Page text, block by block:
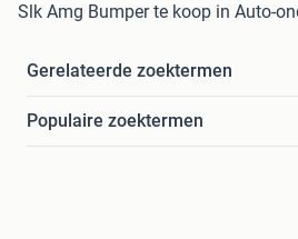
Slk Amg Bumper te koop in Auto-
Gerelateerde zoektermen
Populaire zoektermen